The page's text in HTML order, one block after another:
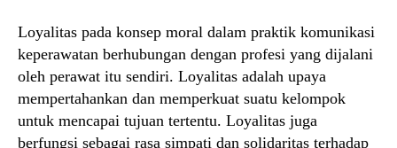
Loyalitas pada konsep moral dalam praktik komunikasi
keperawatan berhubungan dengan profesi yang dijalani
oleh perawat itu sendiri. Loyalitas adalah upaya
mempertahankan dan memperkuat suatu kelompok
untuk mencapai tujuan tertentu. Loyalitas juga
berfungsi sebagai rasa simpati dan solidaritas terhadap